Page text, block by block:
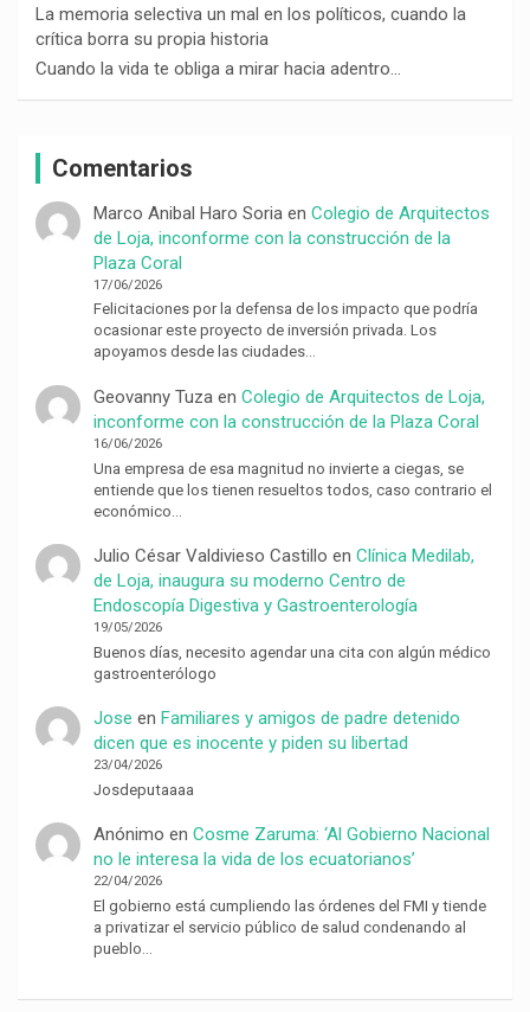
La memoria selectiva un mal en los políticos, cuando la
crítica borra su propia historia
Cuando la vida te obliga a mirar hacia adentro…
Comentarios
Marco Anibal Haro Soriaen Colegio de Arquitectos
de Loja, inconforme con la construcción de la
Plaza Coral
17/06/2026
Felicitaciones por la defensa de los impacto que podría
ocasionar este proyecto de inversión privada. Los
apoyamos desde las ciudades…
Geovanny Tuzaen Colegio de Arquitectos de Loja,
inconforme con la construcción de la Plaza Coral
16/06/2026
Una empresa de esa magnitud no invierte a ciegas, se
entiende que los tienen resueltos todos, caso contrario el
económico…
Julio César Valdivieso Castillo en Clínica Medilab,
de Loja, inaugura su moderno Centro de
Endoscopía Digestiva y Gastroenterología
19/05/2026
Buenos días, necesito agendar una cita con algún médico
gastroenterólogo
Jose en Familiares y amigos de padre detenido
dicen que es inocente y piden su libertad
23/04/2026
Josdeputaaaa
Anónimo en Cosme Zaruma: ‘Al Gobierno Nacional
no le interesa la vida de los ecuatorianos’
22/04/2026
El gobierno está cumpliendo las órdenes del FMI y tiende
a privatizar el servicio público de salud condenando al
pueblo…